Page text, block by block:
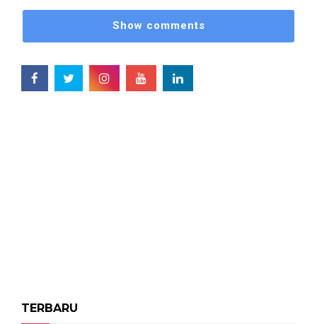
Show comments
TERBARU